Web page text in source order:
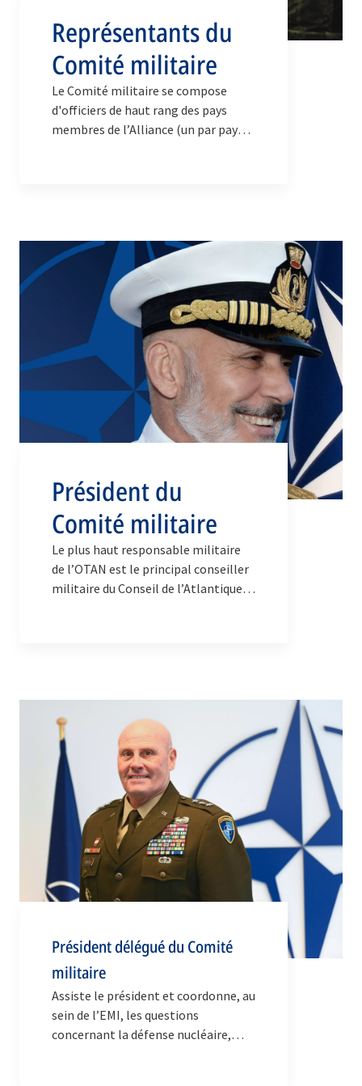
Représentants du
Comité militaire
Le Comité militaire se compose
d'officiers de haut rang des pays
membres de l’Alliance (un par pays),
Président du
Comité militaire
Le plus haut responsable militaire
de l’OTAN est le principal conseiller
militaire du Conseil de l’Atlantique
Président délégué du Comité
militaire
Assiste le président et coordonne, au
sein de l’EMI, les questions
concernant la défense nucléaire,